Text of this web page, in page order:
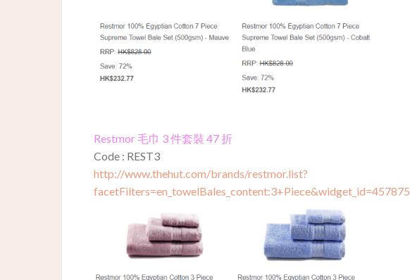
Restmor 毛巾 3 件套裝 47 折
Code : REST3
http://www.thehut.com/brands/restmor.list?
facetFilters=en_towelBales_content:3+Piece&widget_id=457875